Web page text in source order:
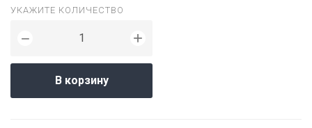
УКАЖИТЕ КОЛИЧЕСТВО
− +
В корзину